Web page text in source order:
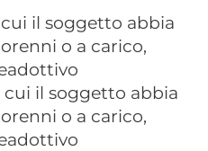
cui il soggetto abbia
o a carico,
cui il soggetto abbia
o a carico,